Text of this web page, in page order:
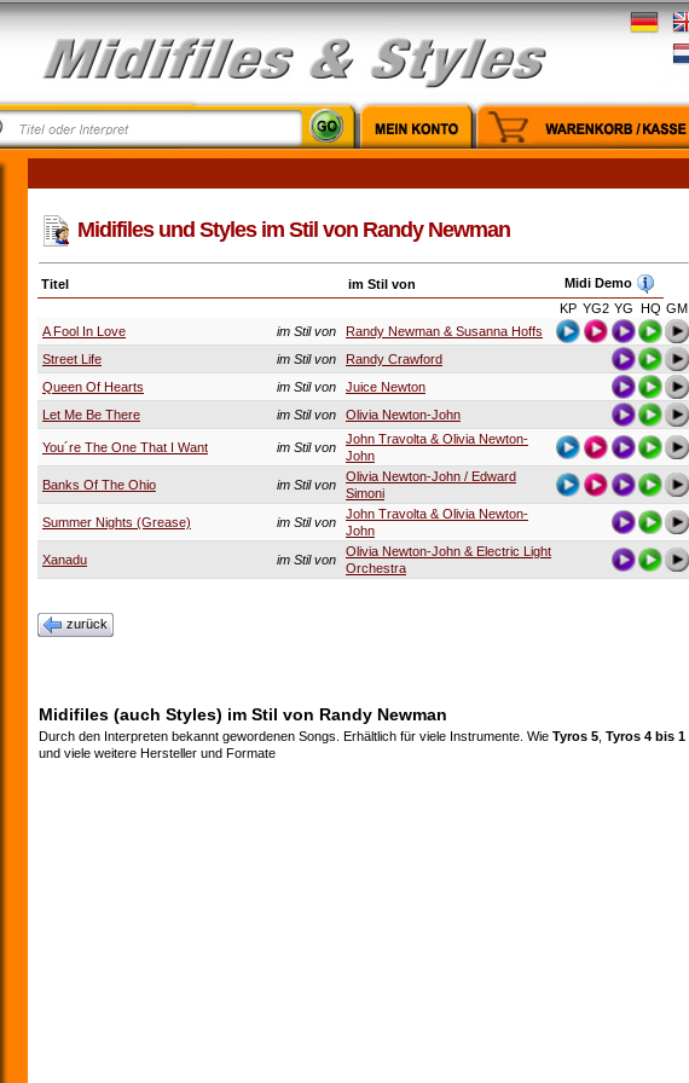
Midifiles und Styles im Stil von Randy Newman
Titel im Stil von
Midi Demo
KP YG2 YG HQ GM
A Fool In Love
im Stil von
Randy Newman & Susanna Hoffs
Street Life
im Stil von
Randy Crawford
Queen Of Hearts
im Stil von
Juice Newton
Let Me Be There
im Stil von Olivia Newton-John
You´re The One That I Want im Stil von
John Travolta & Olivia Newton-
John
Banks Of The Ohio
im Stil von
Olivia Newton-John / Edward
Simoni
Summer Nights (Grease)
im Stil von
John Travolta & Olivia Newton-
John
Xanadu
im Stil von
Olivia Newton-John & Electric Light
Orchestra
zurück
Midifiles (auch Styles) im Stil von Randy Newman
Durch den Interpreten bekannt gewordenen Songs. Erhältlich für viele Instrumente. Wie Tyros 5 Tyros 4 bis 1
und viele weitere Hersteller und Formate